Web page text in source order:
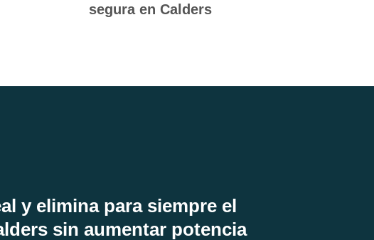
segura en Calders
y elimina para siempre el
sin aumentar potencia